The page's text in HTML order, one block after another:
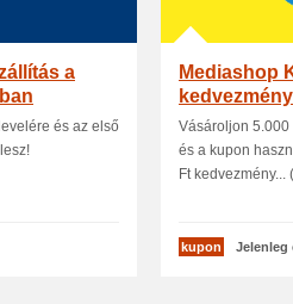
a
és az első
Mediashop
Vásároljon 5.000
és a kupon
Ft kedvezmény... (
kupon Jelenleg